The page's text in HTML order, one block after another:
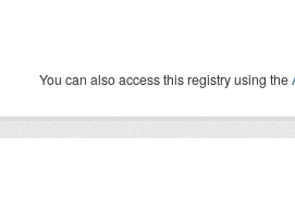
You can also access this registry using the